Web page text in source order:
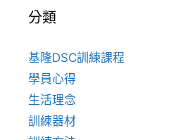
分類
基隆DSC訓練課程
學員心得
生活理念
訓練器材